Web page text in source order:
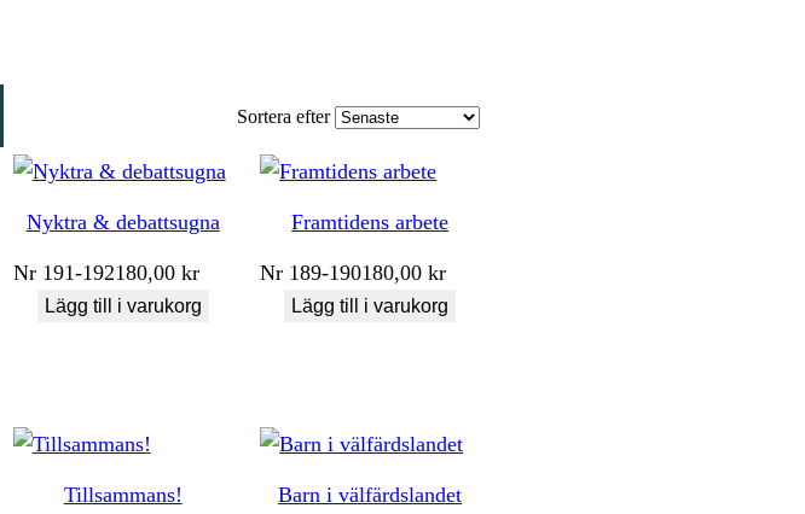
Sortera efter
Nyktra & debattsugna
Nr 191-192180,00 kr
Lägg till i varukorg
Framtidens arbete
Nr 189-190180,00kr
Lägg till i varukorg
Tillsammans! Barn i välfärdslandet